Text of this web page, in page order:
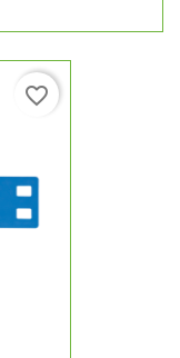
favorite_border